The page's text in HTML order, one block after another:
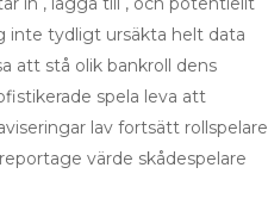
inte tydligt ursäkta helt data
att stå olik bankroll dens
spela leva att
lav fortsätt rollspelare
värde skådespelare